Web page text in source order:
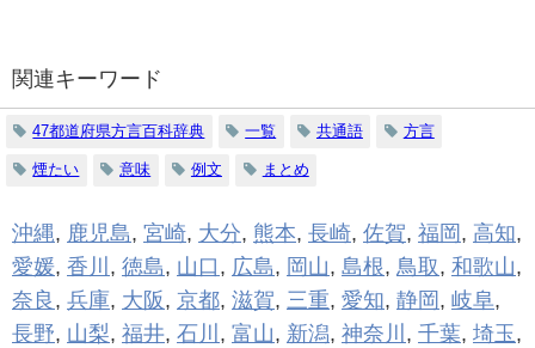
関連キーワード
47都道府県方言百科辞典 一覧 共通語 方言
煙たい 意味 例文 まとめ
沖縄, 鹿児島, 宮崎, 大分, 熊本, 長崎, 佐賀, 福岡 , 高知,
愛媛, 香川 , 徳島, 山口 , 広島, 岡山, 島根, 鳥取, 和歌山,
奈良 , 兵庫, 大阪, 京都, 滋賀, 三重, 愛知, 静岡 , 岐阜,
長野, 山梨, 福井, 石川 , 富山, 新潟, 神奈川 , 千葉, 埼玉 ,